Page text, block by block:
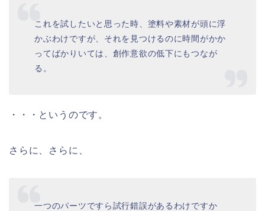
これを試したいと思った時、塗料や素材が頭に浮
かぶわけですが、それを見つけるのに時間がかか
ってばかりいては、創作意欲の低下にもつなが
る。
・・・というのです。
さらに、さらに、
一つのパーツですら試行錯誤があるわけですか